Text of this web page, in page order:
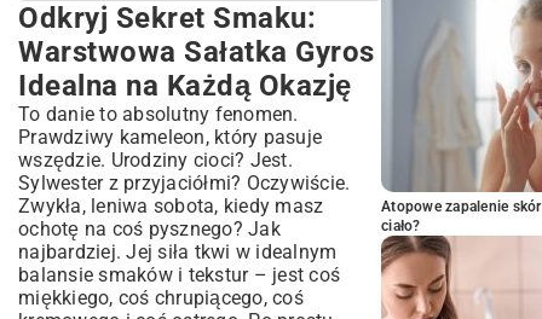
Odkryj Sekret Smaku: Warstwowa
Sałatka Gyros Idealna na Każdą Okazję
Dlaczego Warstwowa Sałatka Gyros
Podbiła Polskie Stoły?
Krótka Historia Inspiracji
Bliskowschodnich w Polskiej Kuchni
Niezbędne Składniki na Perfekcyjną
Warstwową Sałatkę Gyros
Mięso: Klucz do Aromatu – Kurczak,
Wieprzowina czy Wołowina?
Świeże Warzywa: Kolor, Chrupkość i
Witaminy w Każdej Warstwie
Sekretne Sosy i Dodatki: Od Klasycznego
Odkryj Sekret Smaku:
Warstwowa Sałatka Gyros
Idealna na Każdą Okazję
To danie to absolutny fenomen.
Prawdziwy kameleon, który pasuje
wszędzie. Urodziny cioci? Jest.
Sylwester z przyjaciółmi? Oczywiście.
Zwykła, leniwa sobota, kiedy masz
ochotę na coś pysznego? Jak
najbardziej. Jej siła tkwi w idealnym
balansie smaków i tekstur – jest coś
miękkiego, coś chrupiącego, coś
Atopowe zapalenie
ciało?